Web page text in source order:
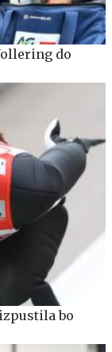
do
bo